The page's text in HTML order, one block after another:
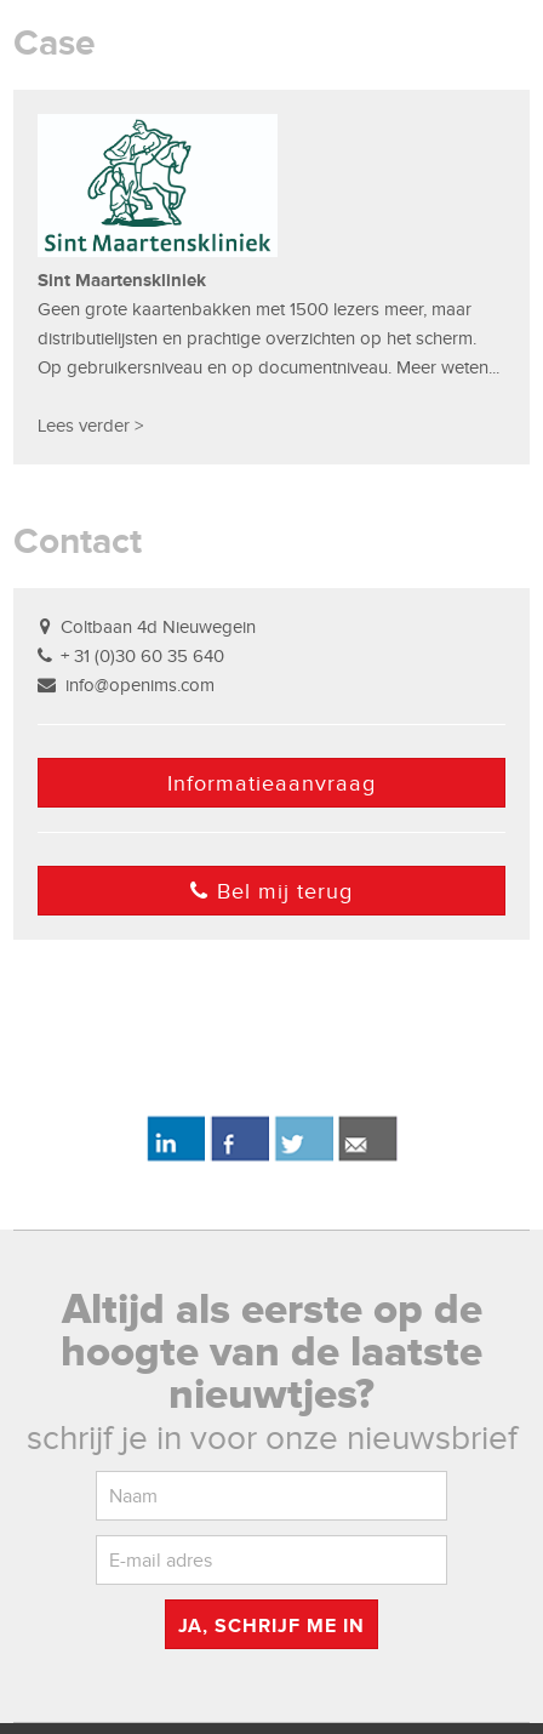
Case
Sint Maartenskliniek
Geen grote kaartenbakken met 1500 lezers meer, maar
distributielijsten en prachtige overzichten op het scherm.
Op gebruikersniveau en op documentniveau. Meer weten...
Lees verder >
Contact
Coltbaan 4d Nieuwegein
+ 31 (0)30 60 35 640
info@openims.com
Informatieaanvraag
Bel mij terug
Altijd als eerste op de
hoogte van de laatste
nieuwtjes?
schrijf je in voor onze nieuwsbrief
JA, SCHRIJF ME IN